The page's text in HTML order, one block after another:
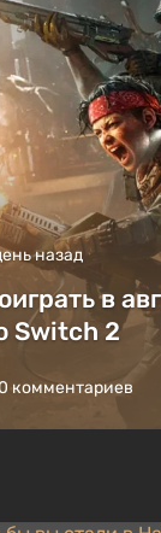
назад
в
Switch 2
комментариев